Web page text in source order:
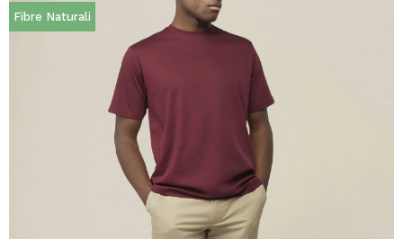
Fibre Naturali